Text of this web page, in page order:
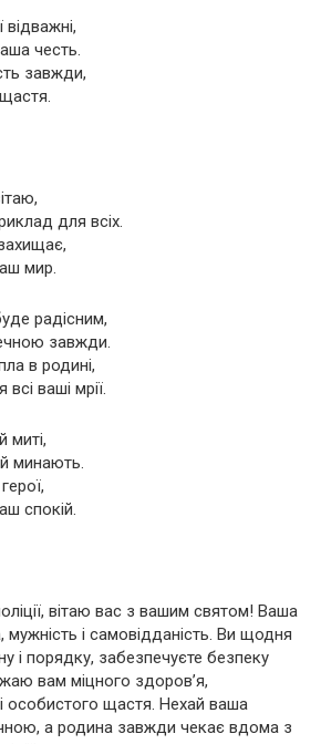
відважні,
честь.
завжди,
для всіх.
мир.
радісним,
завжди.
в родині,
ваші мрії.
миті,
минають.
спокій.
вітаю вас з вашим святом! Ваша
мужність і самовідданість. Ви щодня
і порядку, забезпечуєте безпеку
вам міцного здоров’я,
і особистого щастя. Нехай ваша
а родина завжди чекає вдома з